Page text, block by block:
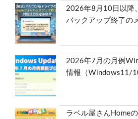
2026年8月10日以降
バックアップ終了の
2026年7月の月例
情報（Windows11/
ラベル屋さんHome